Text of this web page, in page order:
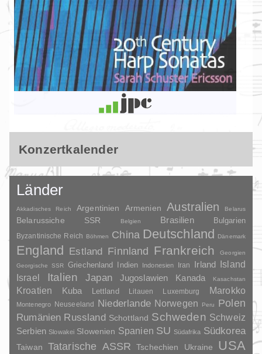
Konzertkalender
Länder
Akkadisches Reich Argentinien Armenien Australien Belarus
Belarussiche SSR Belgien Brasilien Bulgarien
Byzantinische Reich Böhmen China Deutschland Dänemark
England Estland Finnland Frankreich
Georgien
Georgische SSR
Griechenland Indien Indonesien Iran Irland
Island
Israel
Italien Japan Jugoslawien Kanada Kasachstan
Kroatien Kuba Lettland Litauen Luxemburg Marokko
Montenegro Neuseeland Niederlande Norwegen Peru
Polen
Rumänien Russland Schottland Schweden Schweiz
Serbien Slowakei Slowenien Spanien SU Südafrika Südkorea
Taiwan Tatarische ASSR Tschechien Ukraine USA